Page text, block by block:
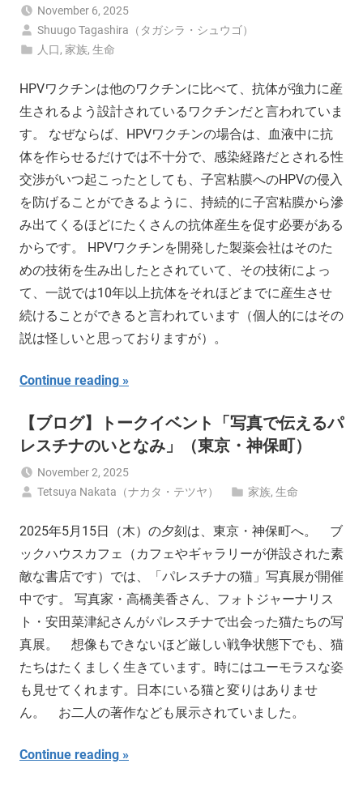
November 6, 2025
Shuugo Tagashira（タガシラ・シュウゴ）
人口,家族,生命
HPVワクチンは他のワクチンに比べて、抗体が強力に産
生されるよう設計されているワクチンだと言われていま
す。 なぜならば、HPVワクチンの場合は、血液中に抗
体を作らせるだけでは不十分で、感染経路だとされる性
交渉がいつ起こったとしても、子宮粘膜へのHPVの侵入
を防げることができるように、持続的に子宮粘膜から滲
み出てくるほどにたくさんの抗体産生を促す必要がある
からです。 HPVワクチンを開発した製薬会社はそのた
めの技術を生み出したとされていて、その技術によっ
て、一説では10年以上抗体をそれほどまでに産生させ
続けることができると言われています（個人的にはその
説は怪しいと思っておりますが）。
Continue reading
【ブログ】トークイベント「写真で伝えるパ
レスチナのいとなみ」（東京・神保町）
November 2, 2025
Tetsuya Nakata（ナカタ・テツヤ）
家族,生命
2025年5月15日（木）の夕刻は、東京・神保町へ。 ブ
ックハウスカフェ（カフェやギャラリーが併設された素
敵な書店です）では、「パレスチナの猫」写真展が開催
中です。 写真家・高橋美香さん、フォトジャーナリス
ト・安田菜津紀さんがパレスチナで出会った猫たちの写
真展。 想像もできないほど厳しい戦争状態下でも、猫
たちはたくましく生きています。時にはユーモラスな姿
も見せてくれます。日本にいる猫と変りはありませ
ん。 お二人の著作なども展示されていました。
Continue reading